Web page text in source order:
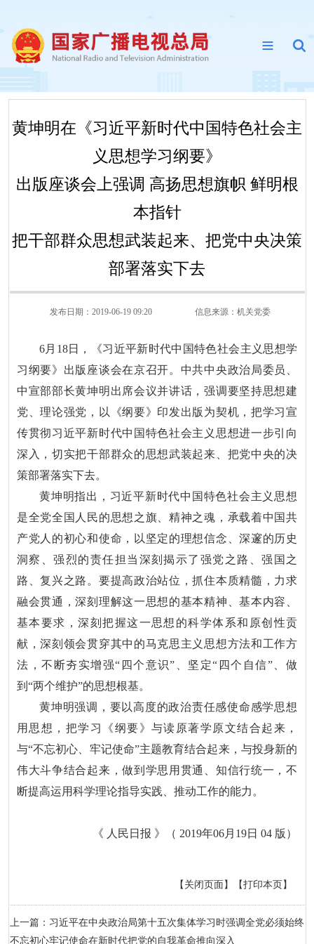
黄坤明在《习近平新时代中国特色社会主
义思想学习纲要》
出版座谈会上强调 高扬思想旗帜 鲜明根
本指针
把干部群众思想武装起来、把党中央决策
部署落实下去
发布日期：2019-06-19 09:20 信息来源： 机关党委
6月18日，《习近平新时代中国特色社会主义思想学
习纲要》出版座谈会在京召开。中共中央政治局委员、
中宣部部长黄坤明出席会议并讲话，强调要坚持思想建
党、理论强党，以《纲要》印发出版为契机，把学习宣
传贯彻习近平新时代中国特色社会主义思想进一步引向
深入，切实把干部群众的思想武装起来、把党中央的决
策部署落实下去。
黄坤明指出，习近平新时代中国特色社会主义思想
是全党全国人民的思想之旗、精神之魂，承载着中国共
产党人的初心和使命，以坚定的理想信念、深邃的历史
洞察、强烈的责任担当深刻揭示了强党之路、强国之
路、复兴之路。要提高政治站位，抓住本质精髓，力求
融会贯通，深刻理解这一思想的基本精神、基本内容、
基本要求，深刻把握这一思想的科学体系和原创性贡
献，深刻领会贯穿其中的马克思主义思想方法和工作方
法，不断夯实增强“四个意识”、坚定“四个自信”、做
到“两个维护”的思想根基。
黄坤明强调，要以高度的政治责任感使命感学思想
用思想，把学习《纲要》与读原著学原文结合起来，
与“不忘初心、牢记使命”主题教育结合起来，与投身新的
伟大斗争结合起来，做到学思用贯通、知信行统一，不
断提高运用科学理论指导实践、推动工作的能力。
《 人民日报 》（ 2019年06月19日 04 版）
【打印本页】
【关闭页面】
上一篇：习近平在中央政治局第十五次集体学习时强调全党必须始终
不忘初心牢记使命在新时代把党的自我革命推向深入